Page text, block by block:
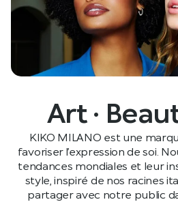
Art ·
KIKO MILANO est une
favoriser l’expression de soi.
tendances mondiales et leur
style, inspiré de nos racines
partager avec notre public